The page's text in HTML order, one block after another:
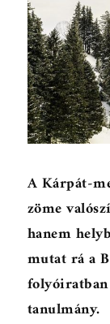
A Kárpát-
zöme
hanem
mutat rá a
tanulmány.